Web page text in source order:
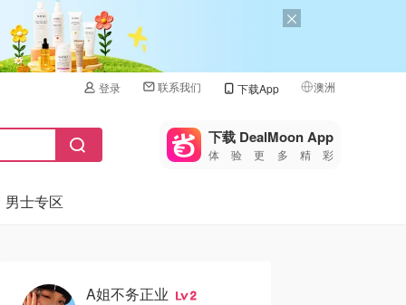
登录 联系我们 下载App 澳洲
🇺🇸
🇨🇳 中国
下载 DealMoon App
体验更多精彩
男士专区
A姐不务正业 2